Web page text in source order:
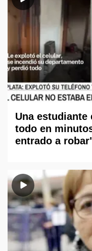
Una estudiante
todo en
entrado a